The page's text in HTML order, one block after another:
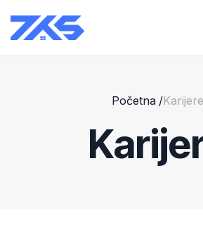
Početna /Karijere